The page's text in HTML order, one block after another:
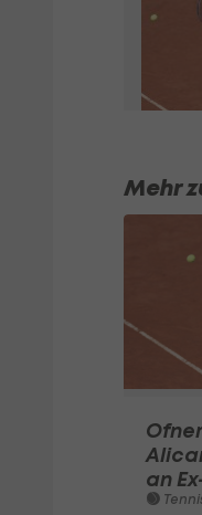
Mehr
an